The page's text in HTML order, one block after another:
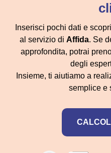
Inserisci pochi dati e
al servizio di Affida. Se
approfondita, potrai
degli
Insieme, ti aiutiamo a
semplice e